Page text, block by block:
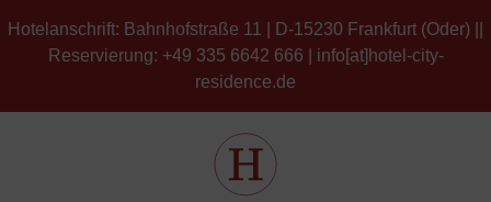
Hotelanschrift: Bahnhofstraße 11 | D-15230 Frankfurt (Oder) ||
Reservierung: +49 335 6642 666 | info[at]hotel-city-
residence.de